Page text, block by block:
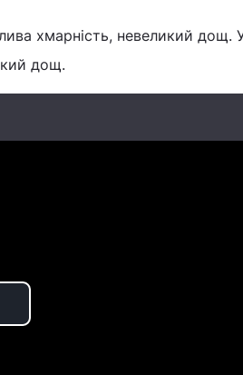
хмарність, невеликий дощ.
дощ.